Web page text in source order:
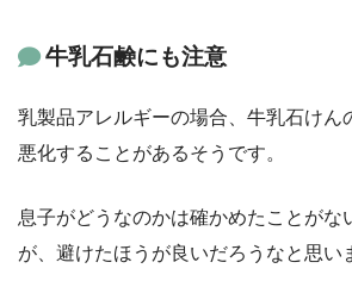
牛乳石鹸にも注意
乳製品アレルギーの場合、牛乳石けん
悪化することがあるそうです。
息子がどうなのかは確かめたことがな
が、避けたほうが良いだろうなと思い